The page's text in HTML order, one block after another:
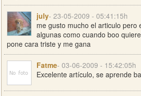
july- 23-05-2009 - 05:41:15h
me gusto mucho el articulo pero
algunas como cuando boo
pone cara triste y me gana
Fatme- 03-06-2009 - 15:42:05h
Excelente artículo, se aprende